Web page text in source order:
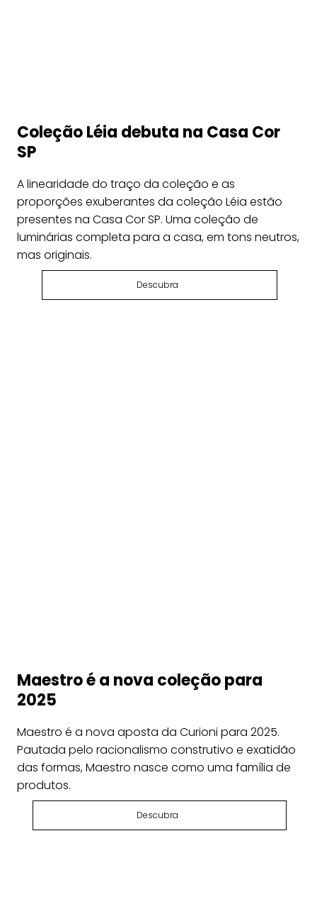
Coleção Léia debuta na Casa Cor
SP
A linearidade do traço da coleção e as
proporções exuberantes da coleção Léia estão
presentes na Casa Cor SP. Uma coleção de
luminárias completa para a casa, em tons neutros,
mas originais.
Descubra
Maestro é a nova coleção para
2025
Maestro é a nova aposta da Curioni para 2025.
Pautada pelo racionalismo construtivo e exatidão
das formas, Maestro nasce como uma família de
produtos.
Descubra